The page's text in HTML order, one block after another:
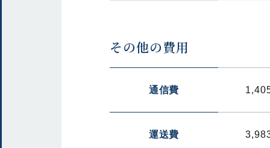
その他の費用
通信費
運送費